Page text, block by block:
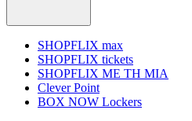
SHOPFLIX max
SHOPFLIX tickets
SHOPFLIX ΜΕ ΤΗ ΜΙΑ
Clever Point
BOX NOW Lockers